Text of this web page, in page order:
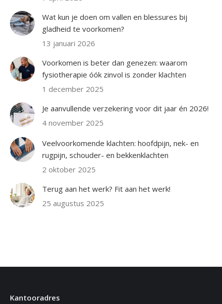
Wat kun je doen om vallen en blessures bij
gladheid te voorkomen?
13 januari 2026
Voorkomen is beter dan genezen: waarom
fysiotherapie óók zinvol is zonder klachten
1 december 2025
Je aanvullende verzekering voor dit jaar én 2026!
4 november 2025
Veelvoorkomende klachten: hoofdpijn, nek- en
rugpijn, schouder- en bekkenklachten
2 oktober 2025
Terug aan het werk? Fit aan het werk!
25 augustus 2025
Kantooradres